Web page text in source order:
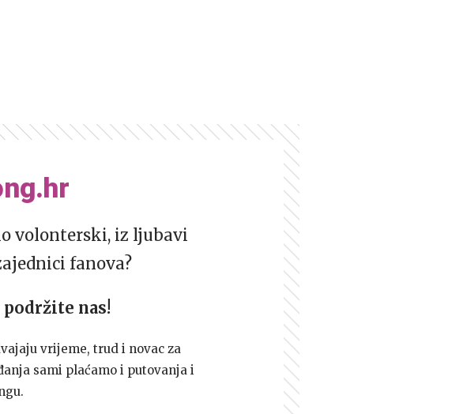
volonterski, iz ljubavi
fanova?
nas!
vrijeme, trud i novac za
sami plaćamo i putovanja i